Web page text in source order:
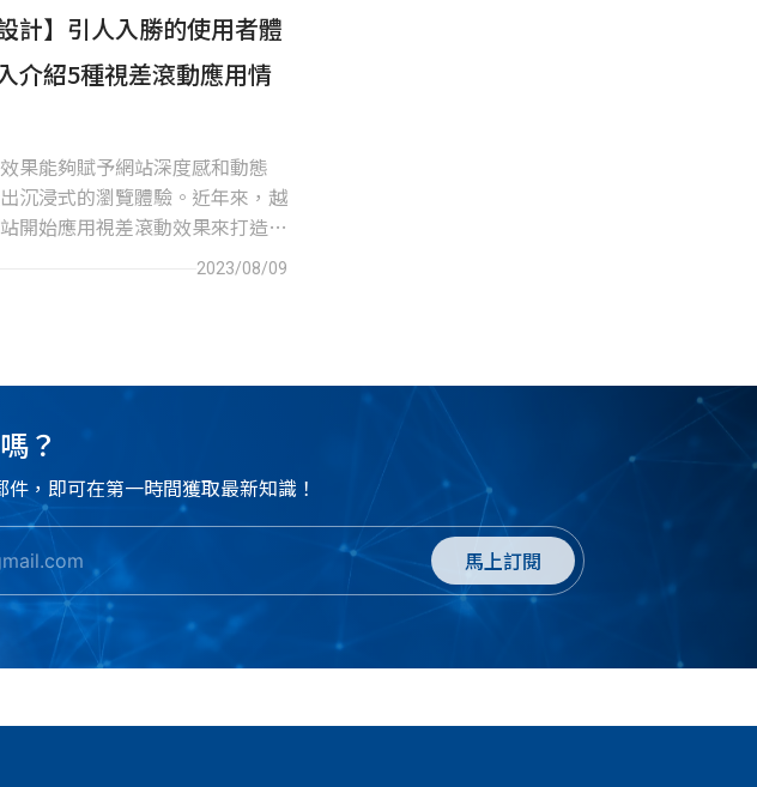
計】引人入勝的使用者體
介紹5種視差滾動應用情
果能夠賦予網站深度感和動態
沉浸式的瀏覽體驗。近年來，越
開始應用視差滾動效果來打造獨
體驗，本文整理了5種視差滾動應
2023/08/09
？
，即可在第一時間獲取最新知識！
馬上訂閱